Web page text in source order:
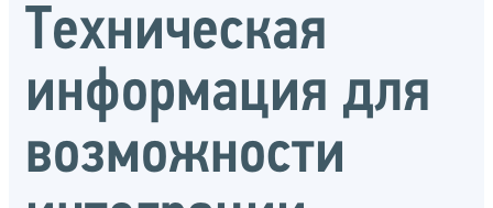
Техническая
информация для
возможности